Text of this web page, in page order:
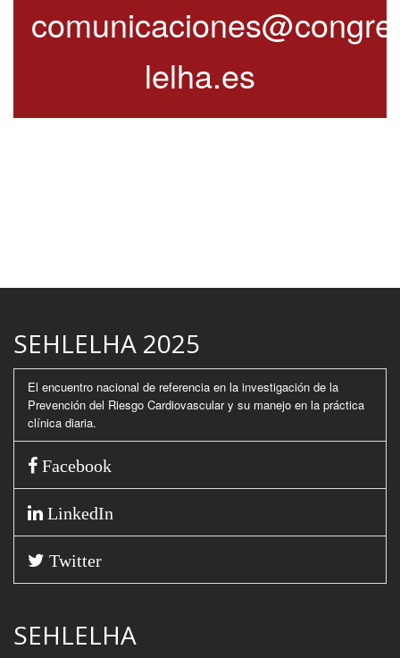
lelha.es
SEHLELHA 2025
El encuentro nacional de referencia en la investigación de la
Prevención del Riesgo Cardiovascular y su manejo en la práctica
clínica diaria.
Facebook
LinkedIn
Twitter
SEHLELHA